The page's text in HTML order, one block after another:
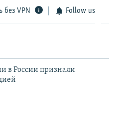
без VPN Follow us
в России признали